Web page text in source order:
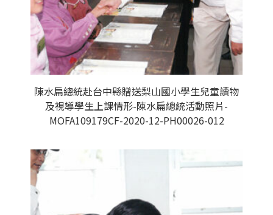
陳水扁總統赴台中縣贈送梨山國小學生兒童讀物
及視導學生上課情形-陳水扁總統活動照片-
MOFA109179CF-2020-12-PH00026-012